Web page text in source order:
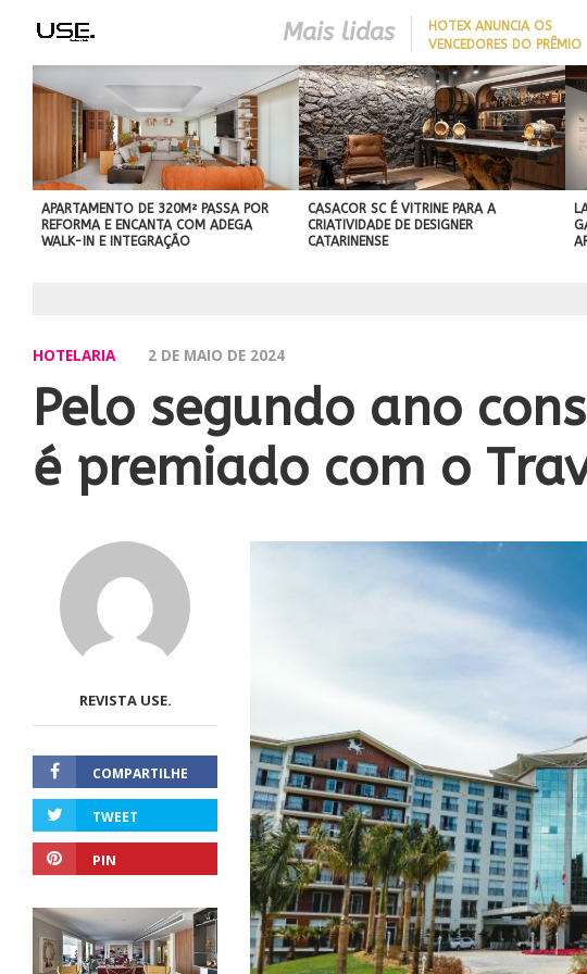
Mais lidas
HOTEX ANUNCIA OS
VENCEDORES DO PRÊMIO
MAIORES NOMES DA
HOTELARIA 2026
APARTAMENTO DE 320M² PASSA POR
REFORMA E ENCANTA COM ADEGA
WALK-IN E INTEGRAÇÃO
CASACOR SC É VITRINE PARA A
CRIATIVIDADE DE DESIGNER
CATARINENSE
HOTELARIA 2 DE MAIO DE 2024
Pelo segundo ano
é premiado com o
REVISTA USE.
COMPARTILHE
TWEET
PIN